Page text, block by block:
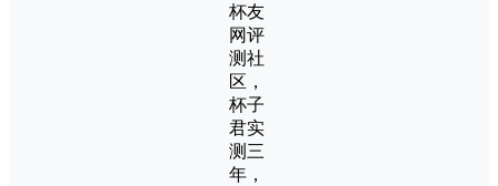
杯友
网评
测社
区，
杯子
君实
测三
年，